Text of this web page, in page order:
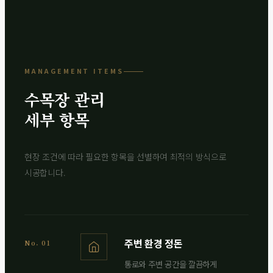
MANAGEMENT ITEMS
수목장 관리
세부 항목
현장 조건에 따라 필요한 항목을 선별하여 최적의 방식으로
시공합니다.
No. 01 주변 환경 정돈
통로와 주변 공간을 깔끔하게